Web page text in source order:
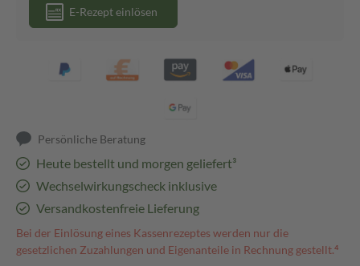
E-Rezept einlösen
Persönliche Beratung
Heute bestellt und morgen geliefert³
Wechselwirkungscheck inklusive
Versandkostenfreie Lieferung
Bei der Einlösung eines Kassenrezeptes werden nur die
gesetzlichen Zuzahlungen und Eigenanteile in Rechnung gestellt.⁴